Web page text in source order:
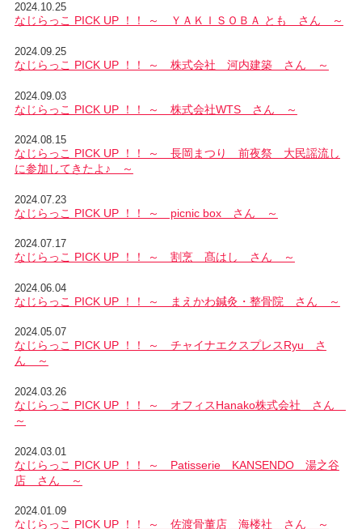
2024.10.25
なじらっこ PICK UP ！！ ～ ＹＡＫＩＳＯＢＡ とも さん ～
2024.09.25
なじらっこ PICK UP ！！ ～ 株式会社 河内建築 さん ～
2024.09.03
なじらっこ PICK UP ！！ ～ 株式会社WTS さん ～
2024.08.15
なじらっこ PICK UP ！！ ～ 長岡まつり 前夜祭 大民謡流し
に参加してきたよ♪ ～
2024.07.23
なじらっこ PICK UP ！！ ～ picnic box さん ～
2024.07.17
なじらっこ PICK UP ！！ ～ 割烹 髙はし さん ～
2024.06.04
なじらっこ PICK UP ！！ ～ まえかわ鍼灸・整骨院 さん ～
2024.05.07
なじらっこ PICK UP ！！ ～ チャイナエクスプレスRyu さ
ん ～
2024.03.26
なじらっこ PICK UP ！！ ～ オフィスHanako株式会社 さん
～
2024.03.01
なじらっこ PICK UP ！！ ～ Patisserie KANSENDO 湯之谷
店 さん ～
2024.01.09
なじらっこ PICK UP ！！ ～ 佐渡骨董店 海楼社 さん ～